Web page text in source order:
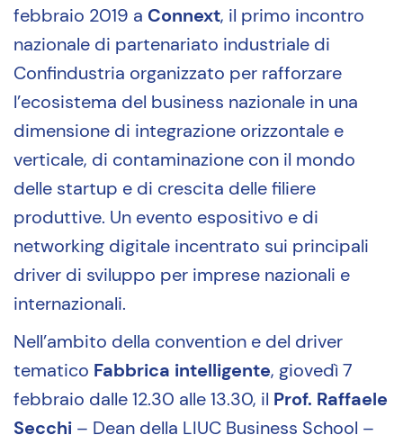
febbraio 2019 a Connext, il primo incontro
nazionale di partenariato industriale di
Confindustria organizzato per rafforzare
l’ecosistema del business nazionale in una
dimensione di integrazione orizzontale e
verticale, di contaminazione con il mondo
delle startup e di crescita delle filiere
produttive. Un evento espositivo e di
networking digitale incentrato sui principali
driver di sviluppo per imprese nazionali e
internazionali.
Nell’ambito della convention e del driver
tematico Fabbrica intelligente, giovedì 7
febbraio dalle 12.30 alle 13.30, il Prof. Raffaele
Secchi – Dean della LIUC Business School –